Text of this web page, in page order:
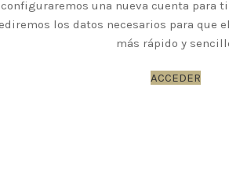
una nueva cuenta para
los datos necesarios para que
más rápido y
ACCEDER